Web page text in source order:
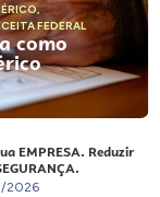
,
FEDERAL
como
EMPRESA. Reduzir
2026